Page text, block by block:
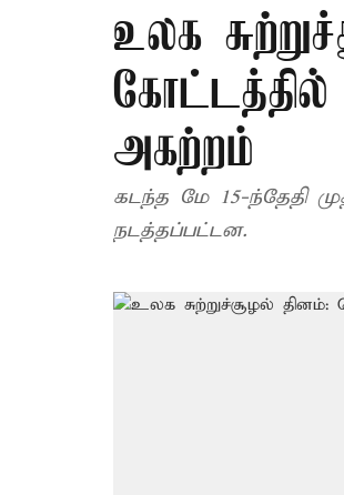
உலக
கோட்டத்தில்
அகற்றம்
கடந்த மே 15-ந்தேதி
நடத்தப்பட்டன.